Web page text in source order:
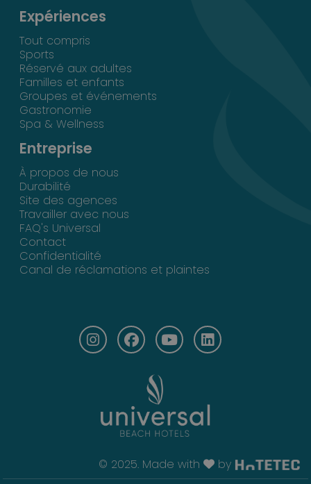
Expériences
Tout compris
Sports
Réservé aux adultes
Familles et enfants
Groupes et événements
Gastronomie
Spa & Wellness
Entreprise
À propos de nous
Durabilité
Site des agences
Travailler avec nous
FAQ's Universal
Contact
Confidentialité
Canal de réclamations et plaintes
© 2025. Made with by